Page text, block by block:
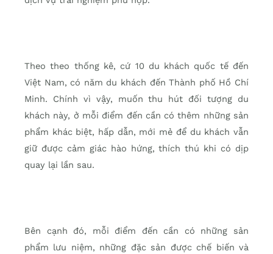
Theo theo thống kê, cứ 10 du khách quốc tế đến
Việt Nam, có năm du khách đến Thành phố Hồ Chí
Minh. Chính vì vậy, muốn thu hút đối tượng du
khách này, ở mỗi điểm đến cần có thêm những sản
phẩm khác biệt, hấp dẫn, mới mẻ để du khách vẫn
giữ được cảm giác hào hứng, thích thú khi có dịp
quay lại lần sau.
Bên cạnh đó, mỗi điểm đến cần có những sản
phẩm lưu niệm, những đặc sản được chế biến và